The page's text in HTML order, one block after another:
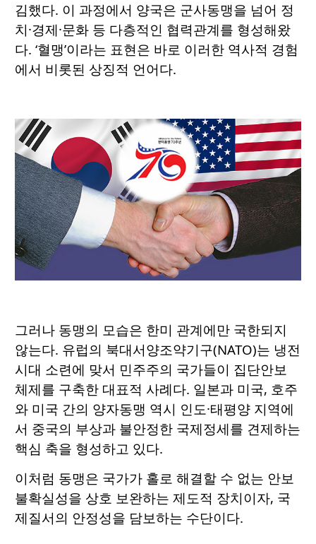
김했다. 이 과정에서 양국은 군사동맹을 넘어 정
치·경제·문화 등 다층적인 협력관계를 형성해왔
다. ‘혈맹’이라는 표현은 바로 이러한 역사적 경험
에서 비롯된 상징적 언어다.
그러나 동맹의 모습은 한미 관계에만 국한되지
않는다. 유럽의 북대서양조약기구(NATO)는 냉전
시대 소련에 맞서 민주주의 국가들이 집단안보
체제를 구축한 대표적 사례다. 일본과 미국, 호주
와 미국 간의 양자동맹 역시 인도·태평양 지역에
서 중국의 부상과 불안정한 국제정세를 견제하는
핵심 축을 형성하고 있다.
이처럼 동맹은 국가가 홀로 해결할 수 없는 안보
불확실성을 상호 보완하는 제도적 장치이자, 국
제질서의 안정성을 담보하는 수단이다.